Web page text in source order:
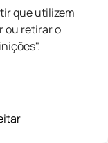
que utilizem
ou retirar o